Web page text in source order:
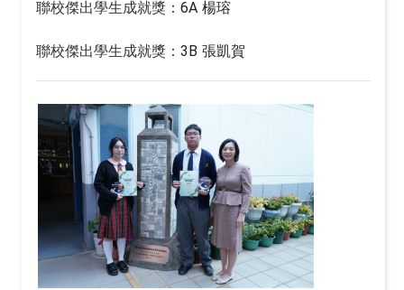
聯校傑出學生成就獎： 6A 楊瑢
聯校傑出學生成就獎： 3B 張凱賀